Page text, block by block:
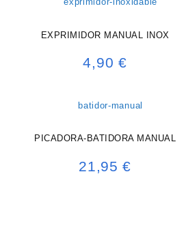
EXPRIMIDOR MANUAL INOX
4,90 €
PICADORA-BATIDORA MANUAL
21,95€